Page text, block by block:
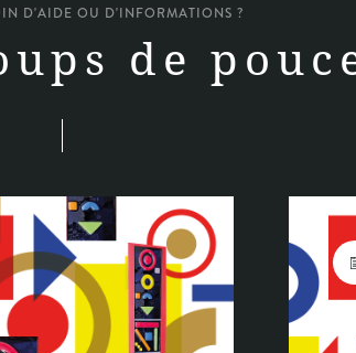
D'AIDE OU D'INFORMATIONS ?
de